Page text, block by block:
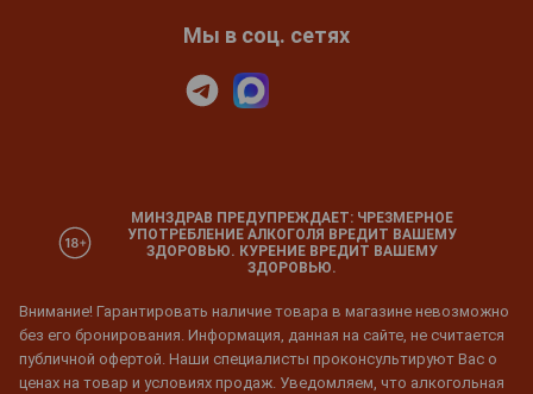
Мы в соц. сетях
МИНЗДРАВ ПРЕДУПРЕЖДАЕТ: ЧРЕЗМЕРНОЕ
УПОТРЕБЛЕНИЕ АЛКОГОЛЯ ВРЕДИТ ВАШЕМУ
ЗДОРОВЬЮ. КУРЕНИЕ ВРЕДИТ ВАШЕМУ
ЗДОРОВЬЮ.
Внимание! Гарантировать наличие товара в магазине невозможно
без его бронирования. Информация, данная на сайте, не считается
публичной офертой. Наши специалисты проконсультируют Вас о
ценах на товар и условиях продаж. Уведомляем, что алкогольная